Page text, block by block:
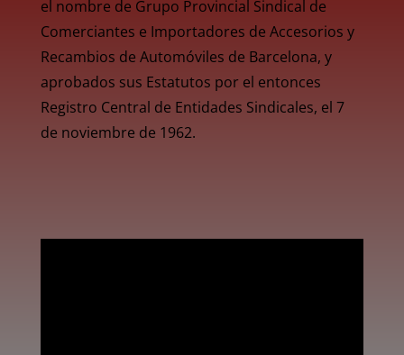
el nombre de Grupo Provincial Sindical de
Comerciantes e Importadores de Accesorios y
Recambios de Automóviles de Barcelona, y
aprobados sus Estatutos por el entonces
Registro Central de Entidades Sindicales, el 7
de noviembre de 1962.